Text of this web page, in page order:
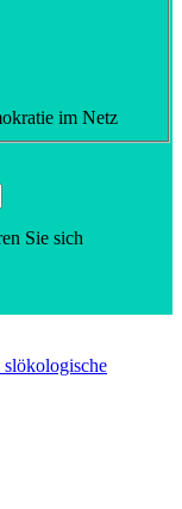
im Netz
Sie sich
ökologische